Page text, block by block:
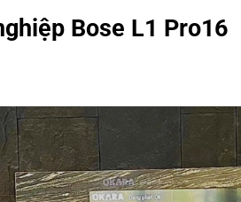
Bose L1 Pro16